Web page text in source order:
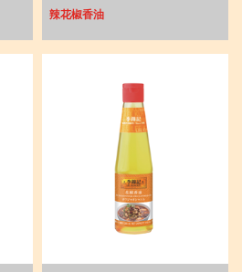
辣花椒香油